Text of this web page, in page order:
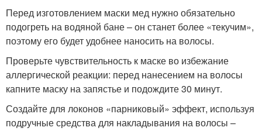
Перед изготовлением маски мед нужно обязательно
подогреть на водяной бане – он станет более «текучим»,
поэтому его будет удобнее наносить на волосы.
Проверьте чувствительность к маске во избежание
аллергической реакции: перед нанесением на волосы
капните маску на запястье и подождите 30 минут.
Создайте для локонов «парниковый» эффект, используя
подручные средства для накладывания на волосы –